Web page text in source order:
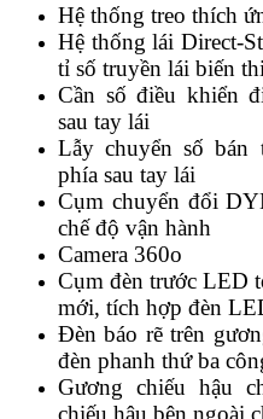
Hệ thống treo thích
Hệ thống lái Direct-
tỉ số truyền lái biến
Cần số điều khiển
sau tay lái
Lẫy chuyển số
phía sau tay lái
Cụm chuyển đổi
chế độ vận hành
Camera 360o
Cụm đèn trước LED
mới, tích hợp đèn
Đèn báo rẽ trên
đèn phanh thứ ba
Gương chiếu hậu
chiếu hậu bên ngoài